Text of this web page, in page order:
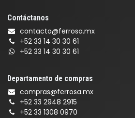
Contáctanos
contacto@ferrosa.mx
+52 33 14 30 30 61
+52 33 14 30 30 61
Departamento de compras
compras@ferrosa.mx
+52 33 2948 2915
+52 33 1308 0970